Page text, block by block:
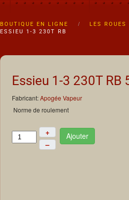
BOUTIQUE EN LIGNE LES ROUES
ESSIEU 1-3 230T RB
Essieu 1-3 230T RB
Fabricant:Apogée Vapeur
Norme de roulement
+
–
Ajouter